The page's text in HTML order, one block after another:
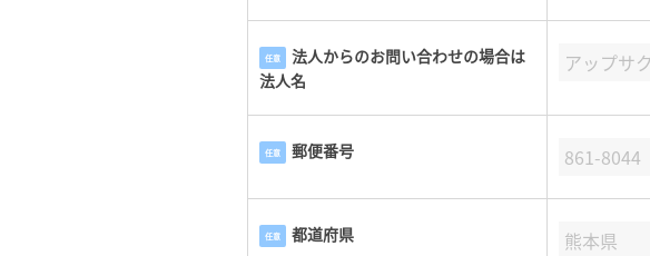
任意
法人からのお問い合わせの場合は
法人名
任意 郵便番号
任意 都道府県